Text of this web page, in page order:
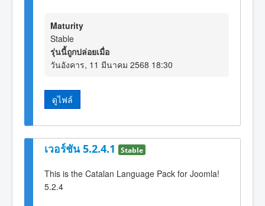
Maturity
Stable
รุ่นนี้ถูกปล่อยเมื่อ
วันอังคาร, 11 มีนาคม 2568 18:30
ดูไฟล์
เวอร์ชัน 5.2.4.1 Stable
This is the Catalan Language Pack for Joomla!
5.2.4